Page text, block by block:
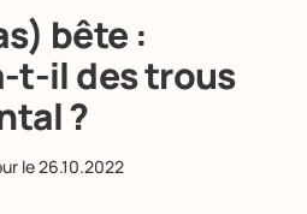
bête :
t-il des trous
?
le26.10.2022